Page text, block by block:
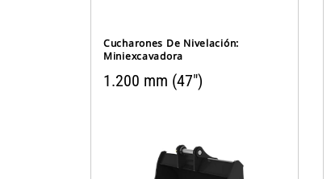
Cucharones De Nivelación:
Miniexcavadora
1.200 mm (47")